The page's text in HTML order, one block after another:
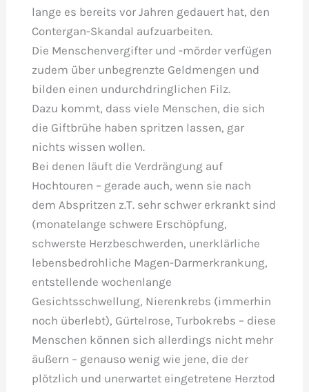
lange es bereits vor Jahren gedauert hat, den
Contergan-Skandal aufzuarbeiten.
Die Menschenvergifter und -mörder verfügen
zudem über unbegrenzte Geldmengen und
bilden einen undurchdringlichen Filz.
Dazu kommt, dass viele Menschen, die sich
die Giftbrühe haben spritzen lassen, gar
nichts wissen wollen.
Bei denen läuft die Verdrängung auf
Hochtouren – gerade auch, wenn sie nach
dem Abspritzen z.T. sehr schwer erkrankt sind
(monatelange schwere Erschöpfung,
schwerste Herzbeschwerden, unerklärliche
lebensbedrohliche Magen-Darmerkrankung,
entstellende wochenlange
Gesichtsschwellung, Nierenkrebs (immerhin
noch überlebt), Gürtelrose, Turbokrebs – diese
Menschen können sich allerdings nicht mehr
äußern – genauso wenig wie jene, die der
plötzlich und unerwartet eingetretene Herztod